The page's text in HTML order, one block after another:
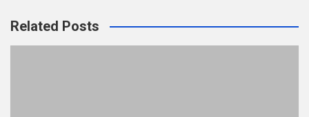
Related Posts